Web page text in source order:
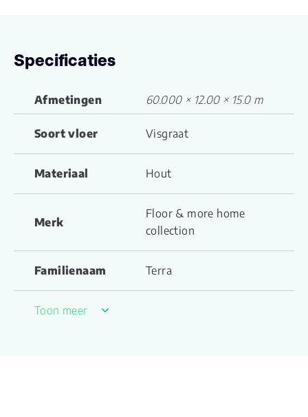
Specificaties
Afmetingen 60.000 × 12.00 × 15.0 m
Soort vloer Visgraat
Materiaal Hout
Merk
Floor & more home
collection
Familienaam Terra
Productgroep
Toon meer